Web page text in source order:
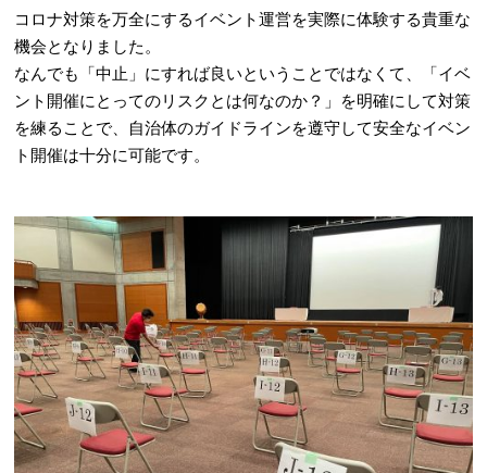
コロナ対策を万全にするイベント運営を実際に体験する貴重な
機会となりました。
なんでも「中止」にすれば良いということではなくて、「イベ
ント開催にとってのリスクとは何なのか？」を明確にして対策
を練ることで、自治体のガイドラインを遵守して安全なイベン
ト開催は十分に可能です。